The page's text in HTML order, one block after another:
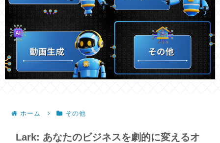
ホーム その他
Lark: あなたのビジネスを劇的に変えるオ